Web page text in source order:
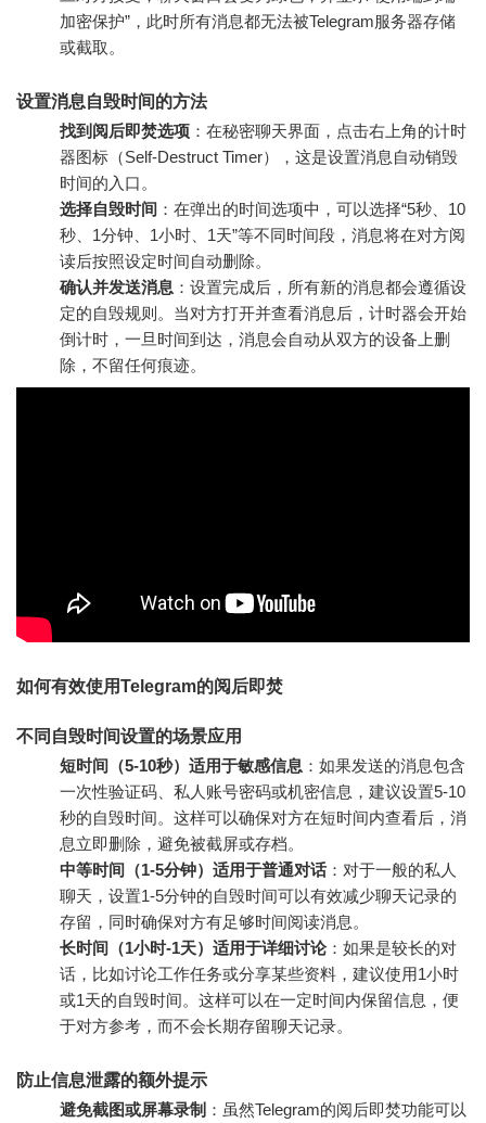
加密保护”，此时所有消息都无法被Telegram服务器存储
或截取。
设置消息自毁时间的方法
找到阅后即焚选项 ：在秘密聊天界面，点击右上角的计时
器图标（Self-Destruct Timer），这是设置消息自动销毁
时间的入口。
选择自毁时间 ：在弹出的时间选项中，可以选择“5秒、10
秒、1分钟、1小时、1天”等不同时间段，消息将在对方阅
读后按照设定时间自动删除。
确认并发送消息 ：设置完成后，所有新的消息都会遵循设
定的自毁规则。当对方打开并查看消息后，计时器会开始
倒计时，一旦时间到达，消息会自动从双方的设备上删
除，不留任何痕迹。
如何有效使用Telegram的阅后即焚
不同自毁时间设置的场景应用
短时间（5-10秒）适用于敏感信息 ：如果发送的消息包含
一次性验证码、私人账号密码或机密信息，建议设置5-10
秒的自毁时间。这样可以确保对方在短时间内查看后，消
息立即删除，避免被截屏或存档。
中等时间（1-5分钟）适用于普通对话：对于一般的私人
聊天，设置1-5分钟的自毁时间可以有效减少聊天记录的
存留，同时确保对方有足够时间阅读消息。
长时间（1小时-1天）适用于详细讨论：如果是较长的对
话，比如讨论工作任务或分享某些资料，建议使用1小时
或1天的自毁时间。这样可以在一定时间内保留信息，便
于对方参考，而不会长期存留聊天记录。
防止信息泄露的额外提示
避免截图或屏幕录制 ：虽然Telegram的阅后即焚功能可以